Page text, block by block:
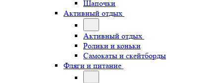
Шапочки
Активный отдых
Активный отдых
Ролики и коньки
Самокаты и скейтборды
Фляги и питание